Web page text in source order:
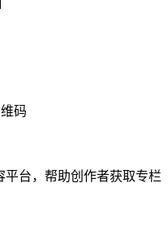
码
台，帮助创作者获取专栏